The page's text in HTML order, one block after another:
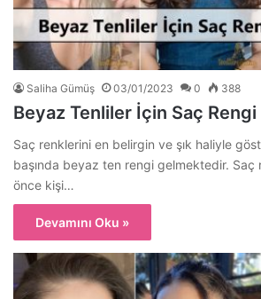
Saliha Gümüş 03/01/2023 0 388
Beyaz Tenliler İçin Saç
Saç renklerini en belirgin ve şık haliyle
başında beyaz ten rengi gelmektedir. Saç
önce kişi…
Devamını Oku »